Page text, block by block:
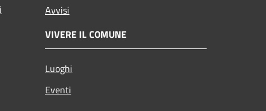
Avvisi
VIVERE IL COMUNE
Luoghi
Eventi